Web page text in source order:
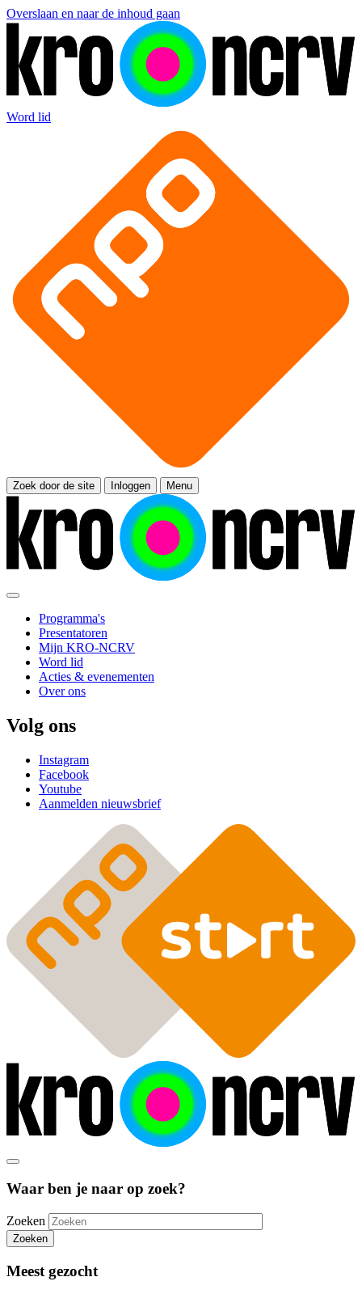
Overslaan en naar de inhoud gaan
Word lid
Zoek door de site Inloggen Menu
Programma's
Presentatoren
Mijn KRO-NCRV
Word lid
Acties & evenementen
Over ons
Volg ons
Instagram
Facebook
Youtube
Aanmelden nieuwsbrief
Waar ben je naar op zoek?
Zoeken
Zoeken
Meest gezocht